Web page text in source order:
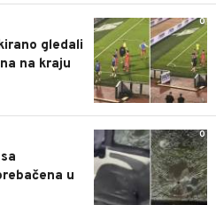
0
gledali
na kraju
0
u